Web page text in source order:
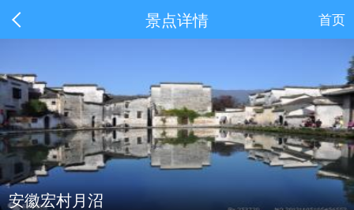
景点详情 首页
安徽宏村月沼